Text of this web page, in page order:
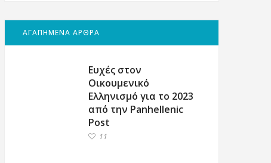
ΑΓΑΠΗΜΕΝΑ ΑΡΘΡΑ
Ευχές στον
Οικουμενικό
Ελληνισμό για το 2023
από την Panhellenic
Post
11